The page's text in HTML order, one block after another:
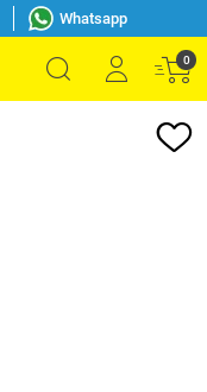
Whatsapp
0